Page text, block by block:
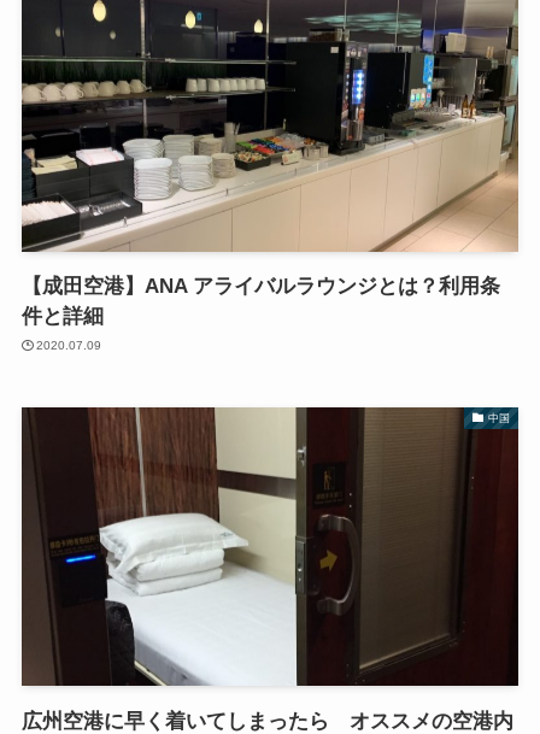
【成田空港】ANA アライバルラウンジとは？利用条
件と詳細
2020.07.09
中国
広州空港に早く着いてしまったら オススメの空港内